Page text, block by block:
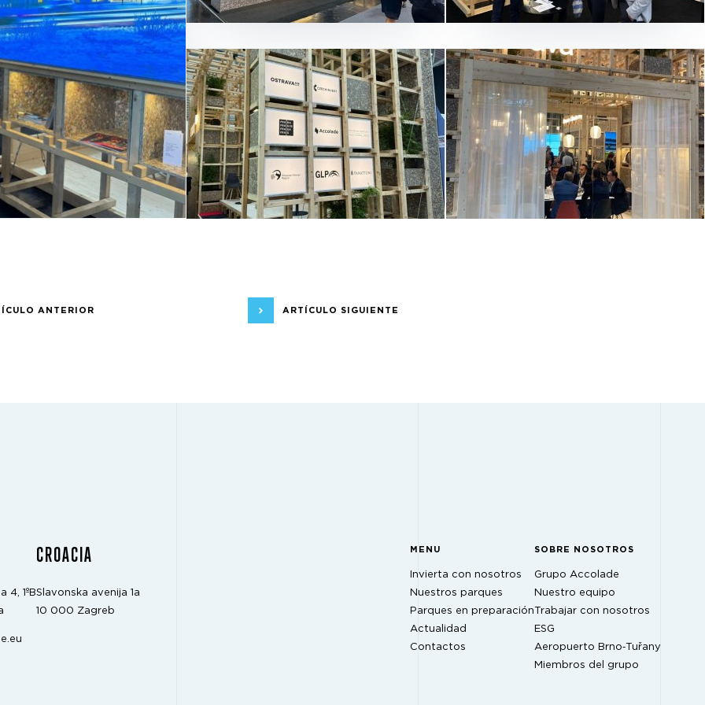
ANTERIOR ARTÍCULO SIGUIENTE
4, 1ºB
CROACIA
Slavonska avenija 1a
10 000 Zagreb
MENU
Invierta con nosotros
Nuestros parques
Parques en preparación
Actualidad
Contactos
SOBRE NOSOTROS
Grupo Accolade
Nuestro equipo
Trabajar con nosotros
ESG
Aeropuerto Brno‑Tuřany
Miembros del grupo